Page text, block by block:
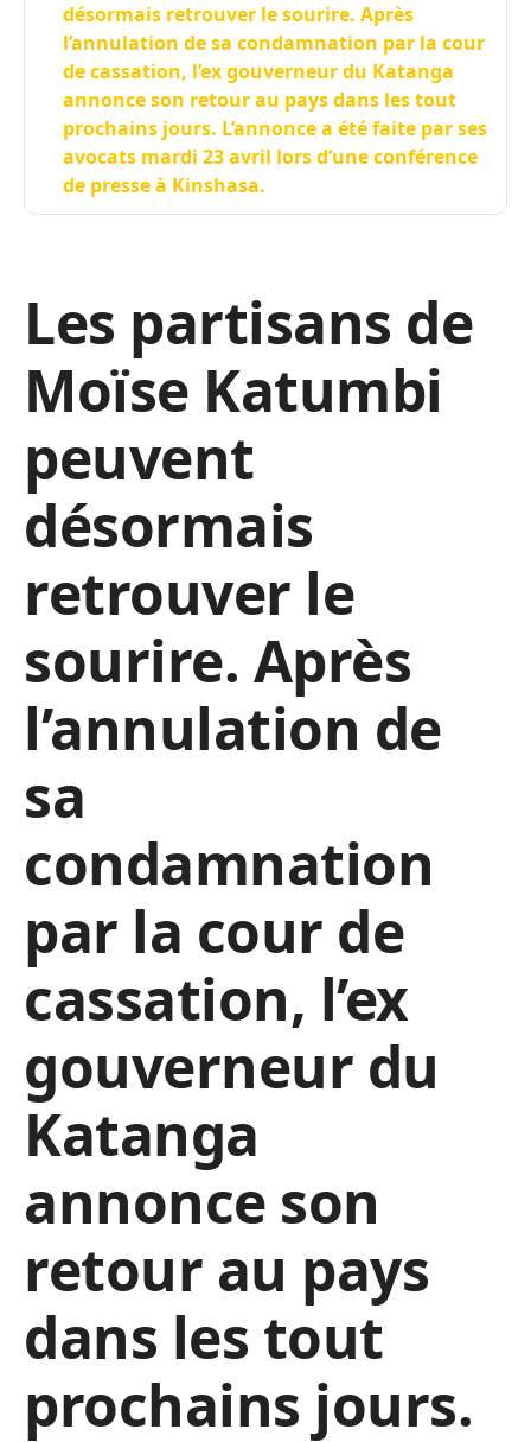
désormais retrouver le sourire. Après
l’annulation de sa condamnation par la cour
de cassation, l’ex gouverneur du Katanga
annonce son retour au pays dans les tout
prochains jours. L’annonce a été faite par ses
avocats mardi 23 avril lors d’une conférence
de presse à Kinshasa.
Les partisans de
Moïse Katumbi
peuvent
désormais
retrouver le
sourire. Après
l’annulation de
sa
condamnation
par la cour de
cassation, l’ex
gouverneur du
Katanga
annonce son
retour au pays
dans les tout
prochains jours.